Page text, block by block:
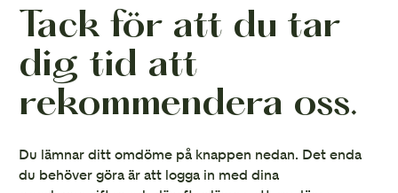
Tack för att du tar
dig tid att
rekommendera oss.
Du lämnar ditt omdöme på knappen nedan. Det enda
du behöver göra är att logga in med dina